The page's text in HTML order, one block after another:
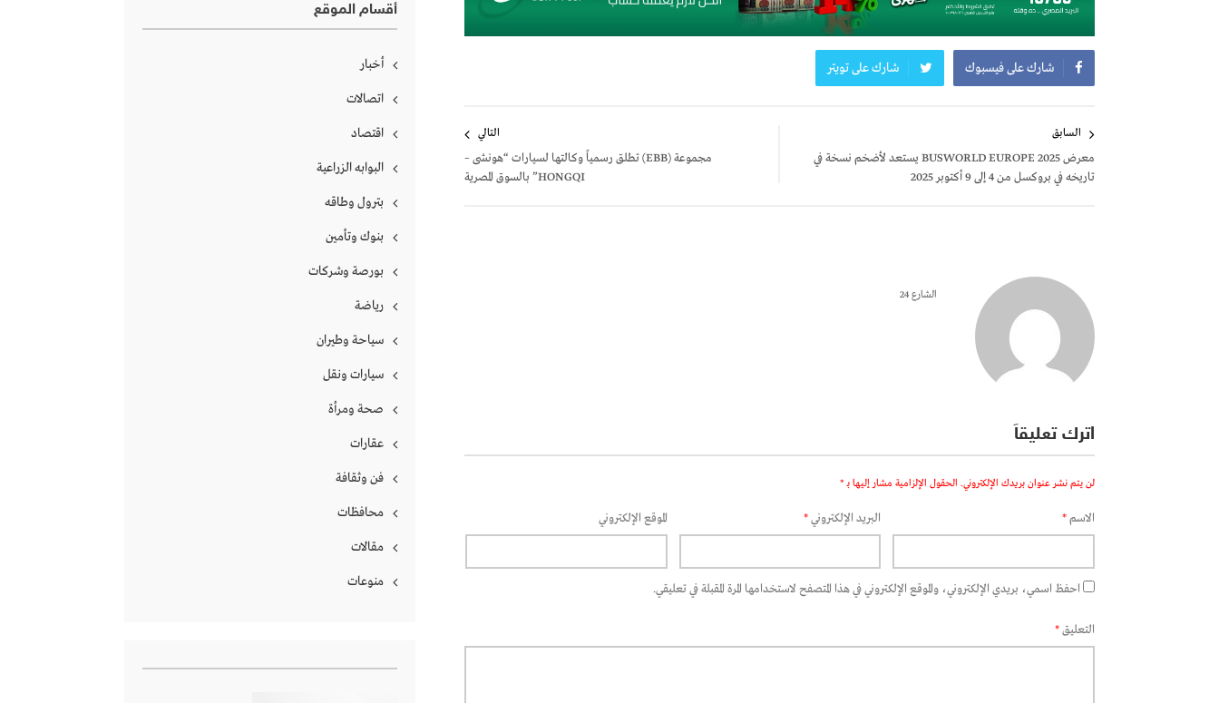
شارك على فيسبوك شارك على تويتر
المقالات
السابق
معرض BUSWORLD EUROPE 2025 يستعد لأضخم نسخة في
تاريخه في بروكسل من 4 إلى 9 أكتوبر 2025
التالي
مجموعة (EBB) تطلق رسمياً وكالتها لسيارات “هونشى –
HONGQI” بالسوق المصرية
الشارع 24
اترك تعليقاً
لن يتم نشر عنوان بريدك الإلكتروني. الحقول الإلزامية مشار إليها بـ *
الاسم* البريد الإلكتروني* الموقع الإلكتروني
احفظ اسمي، بريدي الإلكتروني، والموقع الإلكتروني في هذا المتصفح لاستخدامها المرة المقبلة في تعليقي.
التعليق*
أقسام الموقع
أخبار
اتصالات
اقتصاد
البوابه الزراعية
بترول وطاقه
بنوك وتأمين
بورصة وشركات
رياضة
سياحة وطيران
سيارات ونقل
صحة ومرأة
عقارات
فن وثقافة
محافظات
مقالات
منوعات